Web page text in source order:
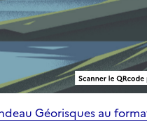
Géorisques au